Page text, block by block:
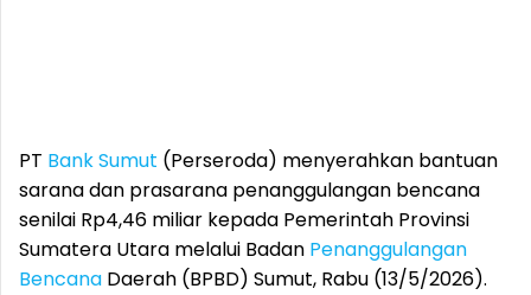
PT Bank Sumut (Perseroda) menyerahkan bantuan
sarana dan prasarana penanggulangan bencana
senilai Rp4,46 miliar kepada Pemerintah Provinsi
Sumatera Utara melalui Badan Penanggulangan
Bencana Daerah (BPBD) Sumut, Rabu (13/5/2026).